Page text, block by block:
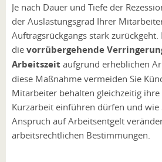
Je nach Dauer und Tiefe der
der Auslastungsgrad Ihrer
Auftragsrückgangs stark
die vorrübergehende
Arbeitszeit aufgrund erheblichen
diese Maßnahme vermeiden Sie
Mitarbeiter behalten gleichzeitig ihre
Kurzarbeit einführen dürfen und wie
Anspruch auf Arbeitsentgelt
arbeitsrechtlichen Bestimmungen.